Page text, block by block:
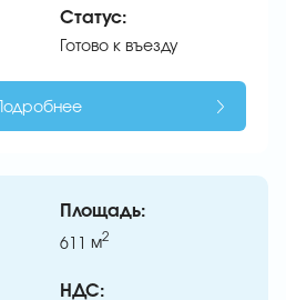
Статус:
Готово к въезду
Подробнее
Площадь:
611 м2
НДС: